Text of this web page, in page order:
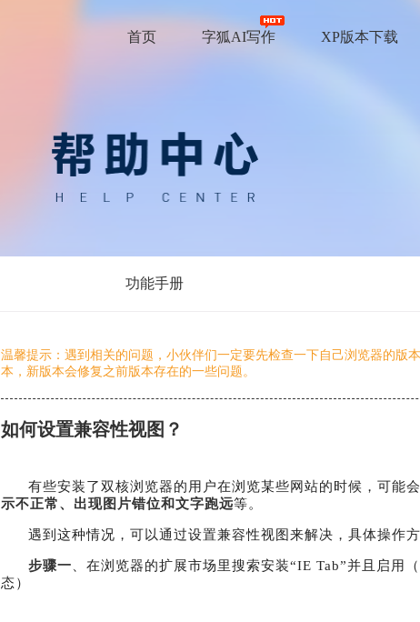
首页 字狐AI写作 XP版本下载
功能手册
温馨提示：遇到相关的问题，小伙伴们一定要先检查一下自己浏览器的版
本，新版本会修复之前版本存在的一些问题。
如何设置兼容性视图？
有些安装了双核浏览器的用户在浏览某些网站的时候，可能
示不正常、出现图片错位和文字跑远等。
遇到这种情况，可以通过设置兼容性视图来解决，具体操作方
步骤一 、在浏览器的扩展市场里搜索安装“IE Tab”并且启用
态）